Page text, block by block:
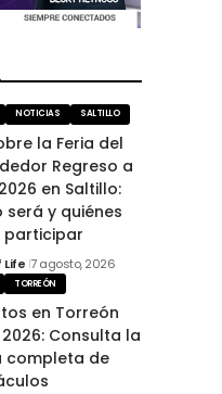
NOTICIAS SALTILLO
la Feria del
Regreso a
en Saltillo:
será y quiénes
participar
Life 7 agosto, 2026
TORREÓN
en Torreón
Consulta la
completa de